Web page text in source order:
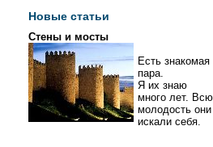
Новые статьи
Стены и мосты
Есть знакомая
пара.
Я их знаю
много лет. Всю
молодость они
искали себя.